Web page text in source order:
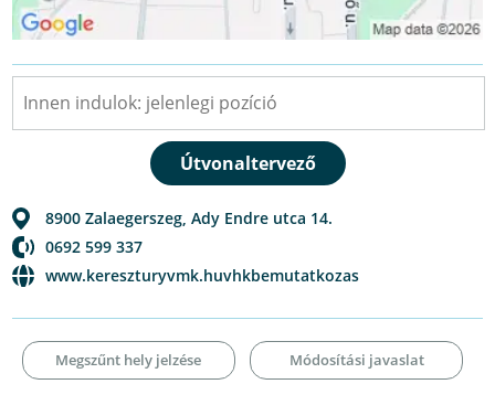
8900 Zalaegerszeg ,Ady Endre utca 14.
0692 599 337
www.kereszturyvmk.huvhkbemutatkozas
Megszűnt hely jelzése Módosítási javaslat